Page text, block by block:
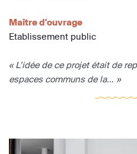
Maître d'ouvrage
Etablissement public
« L’idée de ce projet était de
espaces communs de la... »